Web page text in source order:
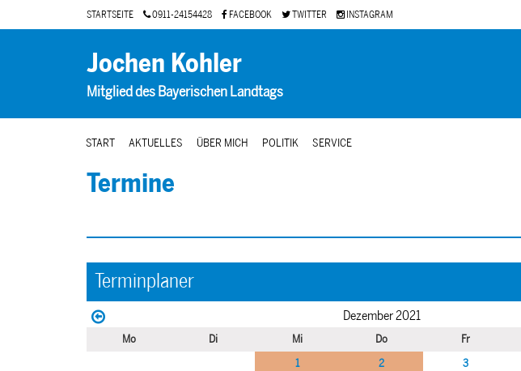
STARTSEITE 0911-24154428 FACEBOOK TWITTER INSTAGRAM
Jochen Kohler
Mitglied des Bayerischen Landtags
START AKTUELLES ÜBER MICH POLITIK SERVICE
Termine
Terminplaner
Dezember 2021
Mo Di Mi Do Fr
1
2 3